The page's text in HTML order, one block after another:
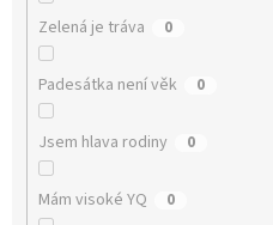
Zelená je tráva 0
Padesátka není věk 0
Jsem hlava rodiny 0
Mám visoké YQ 0